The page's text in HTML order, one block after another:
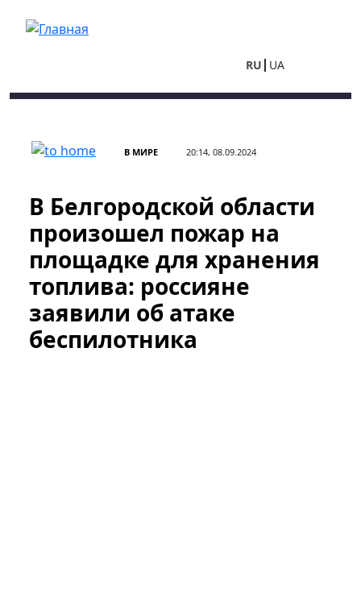
RU UA
В МИРЕ 20:14, 08.09.2024
В Белгородской области
произошел пожар на
площадке для хранения
топлива: россияне
заявили об атаке
беспилотника